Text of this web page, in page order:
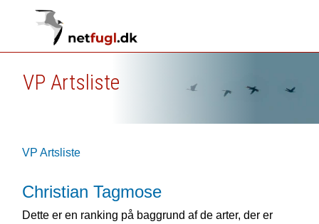
VP Artsliste
VP Artsliste
Christian Tagmose
Dette er en ranking på baggrund af de arter, der er